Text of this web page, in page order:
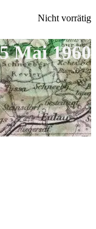
Nicht vorrätig
Mai 1960